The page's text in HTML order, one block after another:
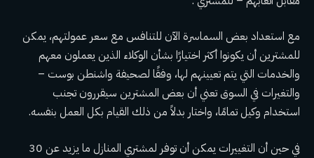
مع استعداد بعض السماسرة الآن للتنافس مع سعر عمولتهم، يمكن
للمشترين أن يكونوا أكثر اختيارًا بشأن الوكلاء الذين يعملون معهم
والخدمات التي يتم تعيينهم لها، وفقًا لصحيفة واشنطن بوست –
والتغيرات في السوق تعني أن بعض المشترين سيقررون تجنب
استخدام وكيل تمامًا، واختار بدلاً من ذلك القيام بكل العمل بنفسه.
في حين أن التغييرات يمكن أن توفر لمشتري المنازل ما يزيد عن 30